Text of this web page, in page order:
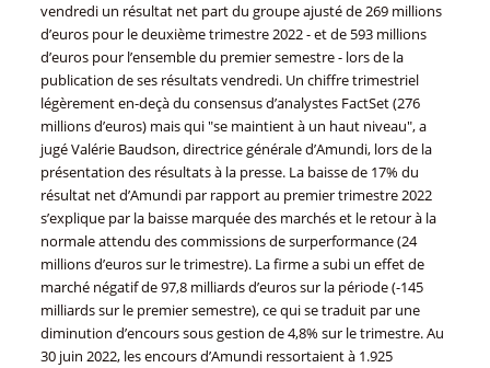
vendredi un résultat net part du groupe ajusté de 269 millions
d’euros pour le deuxième trimestre 2022 - et de 593 millions
d’euros pour l’ensemble du premier semestre - lors de la
publication de ses résultats vendredi. Un chiffre trimestriel
légèrement en-deçà du consensus d’analystes FactSet (276
millions d’euros) mais qui "se maintient à un haut niveau", a
jugé Valérie Baudson, directrice générale d’Amundi, lors de la
présentation des résultats à la presse. La baisse de 17% du
résultat net d’Amundi par rapport au premier trimestre 2022
s’explique par la baisse marquée des marchés et le retour à la
normale attendu des commissions de surperformance (24
millions d’euros sur le trimestre). La firme a subi un effet de
marché négatif de 97,8 milliards d’euros sur la période (-145
milliards sur le premier semestre), ce qui se traduit par une
diminution d’encours sous gestion de 4,8% sur le trimestre. Au
30 juin 2022, les encours d’Amundi ressortaient à 1.925